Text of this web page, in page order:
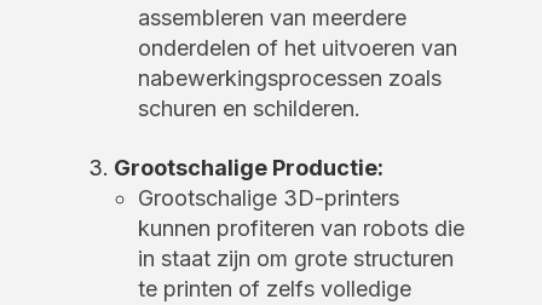
assembleren van meerdere
onderdelen of het uitvoeren van
nabewerkingsprocessen zoals
schuren en schilderen.
Grootschalige Productie:
Grootschalige 3D-printers
kunnen profiteren van robots die
in staat zijn om grote structuren
te printen of zelfs volledige